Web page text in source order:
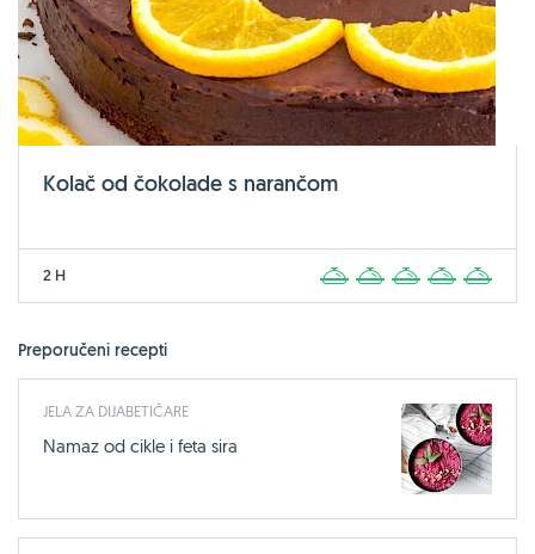
Kolač od čokolade s narančom
2 H 2 3 4
Preporučeni recepti
JELA ZA DIJABETIČARE
Namaz od cikle i feta sira